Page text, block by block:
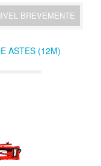
BREVEMENTE
ASTES (12M)